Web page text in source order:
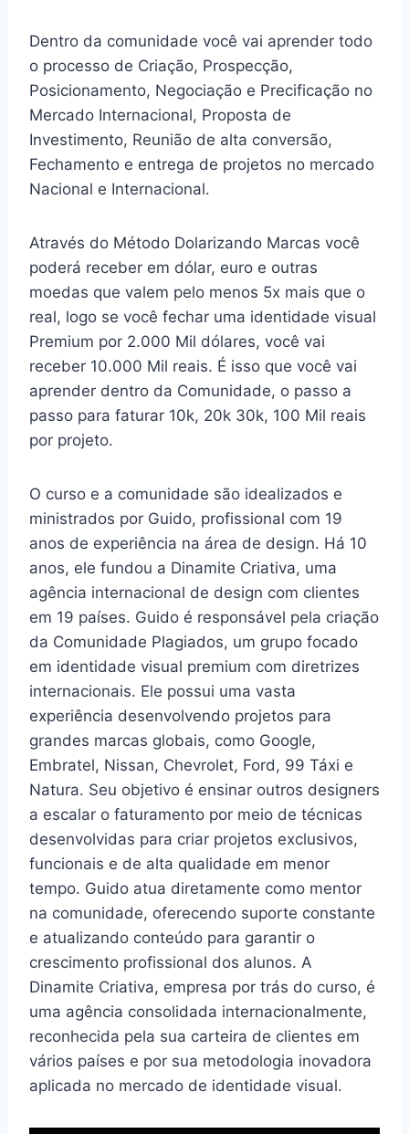
Dentro da comunidade você vai aprender todo
o processo de Criação, Prospecção,
Posicionamento, Negociação e Precificação no
Mercado Internacional, Proposta de
Investimento, Reunião de alta conversão,
Fechamento e entrega de projetos no mercado
Nacional e Internacional.
Através do Método Dolarizando Marcas você
poderá receber em dólar, euro e outras
moedas que valem pelo menos 5x mais que o
real, logo se você fechar uma identidade visual
Premium por 2.000 Mil dólares, você vai
receber 10.000 Mil reais. É isso que você vai
aprender dentro da Comunidade, o passo a
passo para faturar 10k, 20k 30k, 100 Mil reais
por projeto.
O curso e a comunidade são idealizados e
ministrados por Guido, profissional com 19
anos de experiência na área de design. Há 10
anos, ele fundou a Dinamite Criativa, uma
agência internacional de design com clientes
em 19 países. Guido é responsável pela criação
da Comunidade Plagiados, um grupo focado
em identidade visual premium com diretrizes
internacionais. Ele possui uma vasta
experiência desenvolvendo projetos para
grandes marcas globais, como Google,
Embratel, Nissan, Chevrolet, Ford, 99 Táxi e
Natura. Seu objetivo é ensinar outros designers
a escalar o faturamento por meio de técnicas
desenvolvidas para criar projetos exclusivos,
funcionais e de alta qualidade em menor
tempo. Guido atua diretamente como mentor
na comunidade, oferecendo suporte constante
e atualizando conteúdo para garantir o
crescimento profissional dos alunos. A
Dinamite Criativa, empresa por trás do curso, é
uma agência consolidada internacionalmente,
reconhecida pela sua carteira de clientes em
vários países e por sua metodologia inovadora
aplicada no mercado de identidade visual.